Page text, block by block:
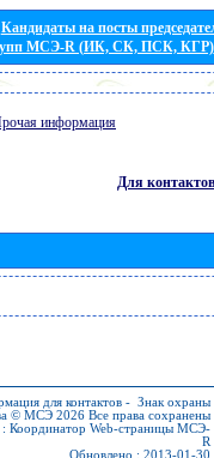
Кандидаты на посты
МСЭ-R (ИК, СК, ПСК, КГР)
информация
Для контактов
для контактов - Знак охраны
© МСЭ 2026 Все права сохранены
Координатор Web-страницы МСЭ-
R
Обновлено : 2013-01-30